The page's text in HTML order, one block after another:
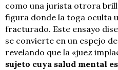
como una jurista otrora
figura donde la toga oculta
fracturado. Este ensayo
se convierte en un espejo
revelando que la «juez
sujeto cuya salud mental